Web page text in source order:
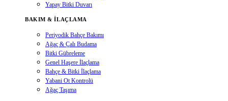
Yapay Bitki Duvarı
BAKIM & İLAÇLAMA
Periyodik Bahçe Bakımı
Ağaç & Çalı Budama
Bitki Gübreleme
Genel Haşere İlaçlama
Bahçe & Bitki İlaçlama
Yabani Ot Kontrolü
Ağaç Taşıma